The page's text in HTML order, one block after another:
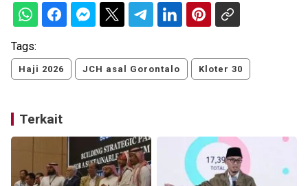
Tags:
Haji 2026 JCH asal Gorontalo Kloter 30
Terkait